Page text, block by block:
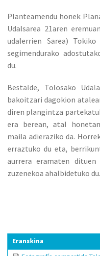
Planteamendu honek
Udalsarea 21aren
udalerrien Sarea)
segimendurako
du.
Bestalde, Tolosako
bakoitzari dagokion
diren plangintza
era berean, atal
maila adieraziko da.
erraztuko du eta,
aurrera eramaten
zuzenekoa ahalbidetuko du.
Eranskina